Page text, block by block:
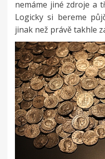
nemáme jiné zdroje a
Logicky si bereme
jinak než právě takhle